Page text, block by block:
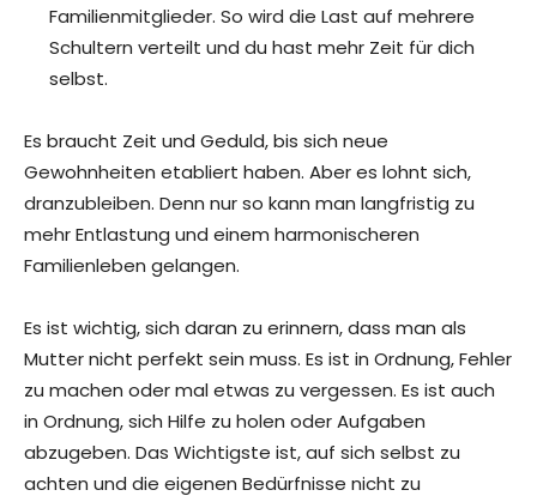
Familienmitglieder. So wird die Last auf mehrere
Schultern verteilt und du hast mehr Zeit für dich
selbst.
Es braucht Zeit und Geduld, bis sich neue
Gewohnheiten etabliert haben. Aber es lohnt sich,
dranzubleiben. Denn nur so kann man langfristig zu
mehr Entlastung und einem harmonischeren
Familienleben gelangen.
Es ist wichtig, sich daran zu erinnern, dass man als
Mutter nicht perfekt sein muss. Es ist in Ordnung, Fehler
zu machen oder mal etwas zu vergessen. Es ist auch
in Ordnung, sich Hilfe zu holen oder Aufgaben
abzugeben. Das Wichtigste ist, auf sich selbst zu
achten und die eigenen Bedürfnisse nicht zu